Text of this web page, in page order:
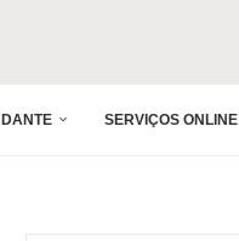
SERVIÇOS ONLINE